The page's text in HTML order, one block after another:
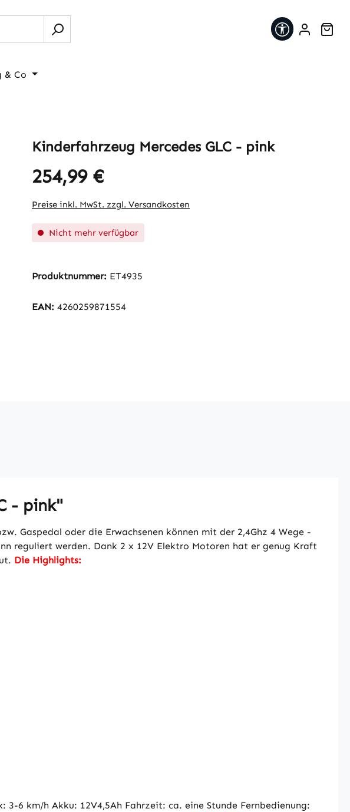
& Co
Kinderfahrzeug Mercedes GLC - pink
Regulärer Preis:
254,99 €
Preise inkl. MwSt. zzgl. Versandkosten
Nicht mehr verfügbar
Produktnummer: ET4935
EAN: 4260259871554
- pink"
Gaspedal oder die Erwachsenen können mit der 2,4Ghz 4 Wege -
reguliert werden. Dank 2 x 12V Elektro Motoren hat er genug Kraft
Die Highlights:
6 km/h Akku: 12V4,5Ah Fahrzeit: ca. eine Stunde Fernbedienung: